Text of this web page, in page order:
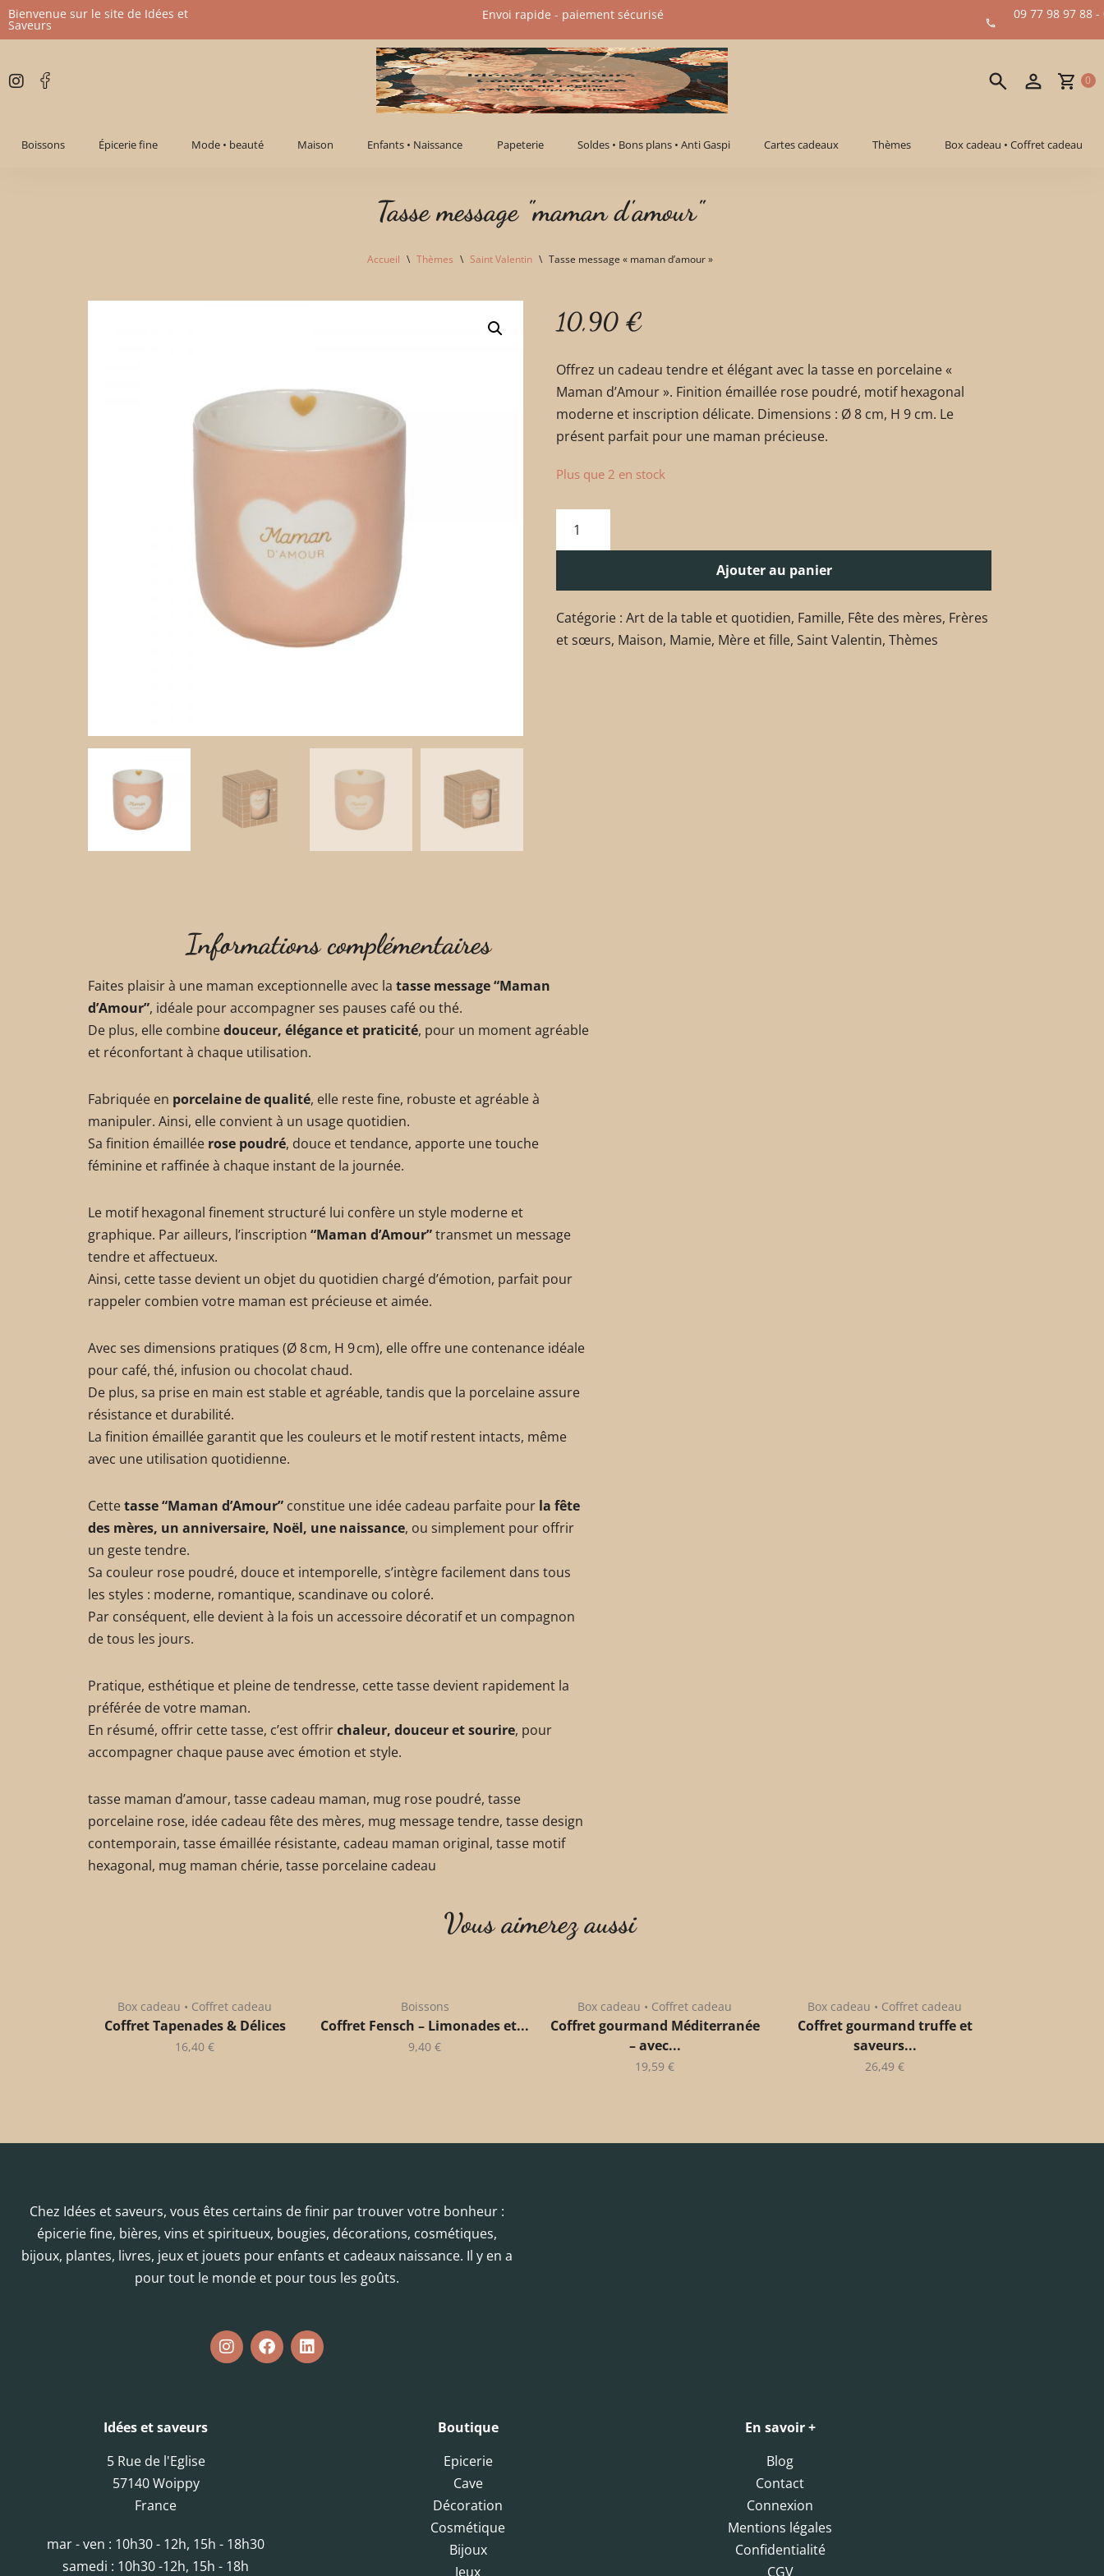
Aller
contenu
Bienvenue sur le site de Idées et
Saveurs
09 77 98 97 88 -
Envoi rapide - paiement sécurisé​
0
Boissons Épicerie fine Mode • beauté Maison Enfants • Naissance Papeterie Soldes • Bons plans • Anti Gaspi Cartes cadeaux Thèmes Box cadeau • Coffret cadeau
Tasse message "maman d'amour"
Accueil \ Thèmes \ Saint Valentin \ Tasse message « maman d’amour »
10,90 €
Offrez un cadeau tendre et élégant avec la tasse en porcelaine «
Maman d’Amour ». Finition émaillée rose poudré, motif hexagonal
moderne et inscription délicate. Dimensions : Ø 8 cm, H 9 cm. Le
présent parfait pour une maman précieuse.
Plus que 2 en stock
Ajouter au panier
Catégorie : Art de la table et quotidien, Famille, Fête des mères, Frères
et sœurs, Maison, Mamie, Mère et fille, Saint Valentin, Thèmes
Informations complémentaires
Faites plaisir à une maman exceptionnelle avec la tasse message “Maman
d’Amour”, idéale pour accompagner ses pauses café ou thé.
De plus, elle combinedouceur, élégance et praticité, pour un moment agréable
et réconfortant à chaque utilisation.
Fabriquée en porcelaine de qualité, elle reste fine, robuste et agréable à
manipuler. Ainsi, elle convient à un usage quotidien.
Sa finition émaillée rose poudré, douce et tendance, apporte une touche
féminine et raffinée à chaque instant de la journée.
Le motif hexagonal finement structuré lui confère un style moderne et
graphique. Par ailleurs, l’inscription “Maman d’Amour”transmet un message
tendre et affectueux.
Ainsi, cette tasse devient un objet du quotidien chargé d’émotion, parfait pour
rappeler combien votre maman est précieuse et aimée.
Avec ses dimensions pratiques (Ø 8 cm, H 9 cm), elle offre une contenance idéale
pour café, thé, infusion ou chocolat chaud.
De plus, sa prise en main est stable et agréable, tandis que la porcelaine assure
résistance et durabilité.
La finition émaillée garantit que les couleurs et le motif restent intacts, même
avec une utilisation quotidienne.
Cettetasse “Maman d’Amour” constitue une idée cadeau parfaite pour la fête
des mères, un anniversaire, Noël, une naissance, ou simplement pour offrir
un geste tendre.
Sa couleur rose poudré, douce et intemporelle, s’intègre facilement dans tous
les styles : moderne, romantique, scandinave ou coloré.
Par conséquent, elle devient à la fois un accessoire décoratif et un compagnon
de tous les jours.
Pratique, esthétique et pleine de tendresse, cette tasse devient rapidement la
préférée de votre maman.
En résumé, offrir cette tasse, c’est offrirchaleur, douceur et sourire, pour
accompagner chaque pause avec émotion et style.
tasse maman d’amour, tasse cadeau maman, mug rose poudré, tasse
porcelaine rose, idée cadeau fête des mères, mug message tendre, tasse design
contemporain, tasse émaillée résistante, cadeau maman original, tasse motif
hexagonal, mug maman chérie, tasse porcelaine cadeau
Vous aimerez aussi
Box cadeau • Coffret cadeau
Coffret Tapenades & Délices
16,40 €
Boissons
Coffret Fensch – Limonades et...
9,40 €
Box cadeau • Coffret cadeau
Coffret gourmand Méditerranée
– avec...
19,59 €
Box cadeau • Coffret cadeau
Coffret gourmand truffe et
saveurs...
26,49 €
Chez Idées et saveurs, vous êtes certains de finir par trouver votre bonheur :
épicerie fine, bières, vins et spiritueux, bougies, décorations, cosmétiques,
bijoux, plantes, livres, jeux et jouets pour enfants et cadeaux naissance. Il y en a
pour tout le monde et pour tous les goûts.
Idées et saveurs
5 Rue de l'Eglise
57140 Woippy
France
mar - ven : 10h30 - 12h, 15h - 18h30
samedi : 10h30 -12h, 15h - 18h
Boutique
Epicerie
Cave
Décoration
Cosmétique
Bijoux
Jeux
En savoir +
Blog
Contact
Connexion
Mentions légales
Confidentialité
CGV